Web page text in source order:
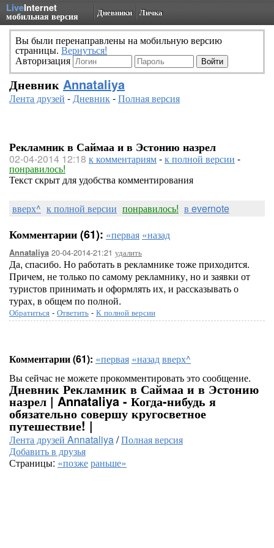
LiveInternet
мобильная версия Дневники Личка
Вы были перенаправлены на мобильную версию
страницы. Вернуться!
Авторизация
Дневник Annataliya
Лента друзей -Дневник-Полная версия
Рекламник в Саймаа и в Эстонию назрел
02-04-2014 12:18 к комментариям-к полной версии -
понравилось!
Текст скрыт для удобства комментирования
вверх^ к полной версии понравилось! в evernote
Комментарии (61): «первая «назад
Annataliya 20-04-2014-21:21 удалить
Да, спасибо. Но работать в рекламнике тоже приходится.
Причем, не только по самому рекламнику, но и заявки от
туристов принимать и оформлять их, и рассказывать о
турах, в общем по полной.
Обратиться - Ответить - К полной версии
Комментарии (61): «первая «назадвверх^
Вы сейчас не можете прокомментировать это сообщение.
Дневник Рекламник в Саймаа и в Эстонию
назрел | Annataliya - Когда-нибудь я
обязательно совершу кругосветное
путешествие! |
Лента друзей Annataliya/Полная версия
Добавить в друзья
Страницы: «позжераньше»